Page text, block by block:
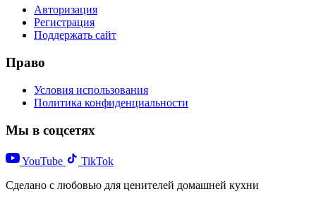
Авторизация
Регистрация
Поддержать сайт
Право
Условия использования
Политика конфиденциальности
Мы в соцсетях
YouTube
TikTok
Сделано с любовью для ценителей домашней кухни